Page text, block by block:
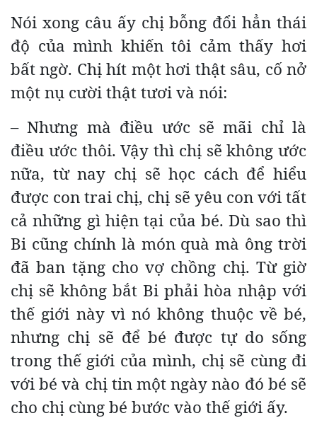
Nói xong câu ấy chị bỗng đổi hẳn thái
độ của mình khiến tôi cảm thấy hơi
bất ngờ. Chị hít một hơi thật sâu, cố nở
một nụ cười thật tươi và nói:
– Nhưng mà điều ước sẽ mãi chỉ là
điều ước thôi. Vậy thì chị sẽ không ước
nữa, từ nay chị sẽ học cách để hiểu
được con trai chị, chị sẽ yêu con với tất
cả những gì hiện tại của bé. Dù sao thì
Bi cũng chính là món quà mà ông trời
đã ban tặng cho vợ chồng chị. Từ giờ
chị sẽ không bắt Bi phải hòa nhập với
thế giới này vì nó không thuộc về bé,
nhưng chị sẽ để bé được tự do sống
trong thế giới của mình, chị sẽ cùng đi
với bé và chị tin một ngày nào đó bé sẽ
cho chị cùng bé bước vào thế giới ấy.